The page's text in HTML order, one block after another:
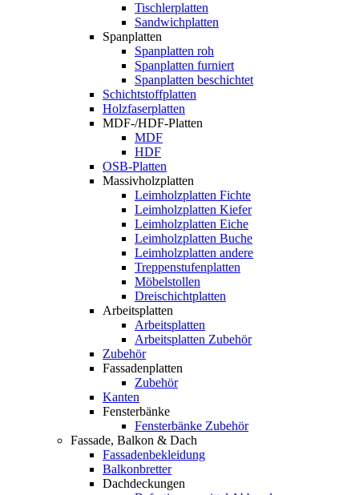
Tischlerplatten
Sandwichplatten
Spanplatten
Spanplatten roh
Spanplatten furniert
Spanplatten beschichtet
Schichtstoffplatten
Holzfaserplatten
MDF-/HDF-Platten
MDF
HDF
OSB-Platten
Massivholzplatten
Leimholzplatten Fichte
Leimholzplatten Kiefer
Leimholzplatten Eiche
Leimholzplatten Buche
Leimholzplatten andere
Treppenstufenplatten
Möbelstollen
Dreischichtplatten
Arbeitsplatten
Arbeitsplatten
Arbeitsplatten Zubehör
Zubehör
Fassadenplatten
Zubehör
Kanten
Fensterbänke
Fensterbänke Zubehör
Fassade, Balkon & Dach
Fassadenbekleidung
Balkonbretter
Dachdeckungen